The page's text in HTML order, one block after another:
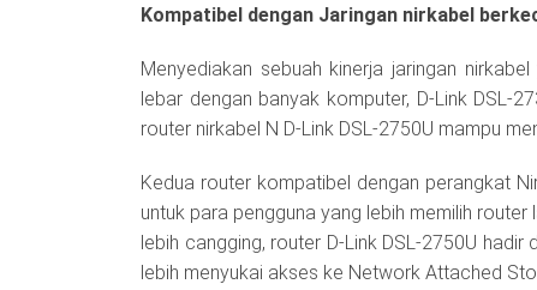
Kompatibel dengan Jaringan nirkabel
Menyediakan sebuah kinerja jaringan
lebar dengan banyak komputer, D-Link DSL-
router nirkabel N D-Link DSL-2750U mampu
Kedua router kompatibel dengan perangkat
untuk para pengguna yang lebih memilih
lebih cangging, router D-Link DSL-2750U
lebih menyukai akses ke Network Attached